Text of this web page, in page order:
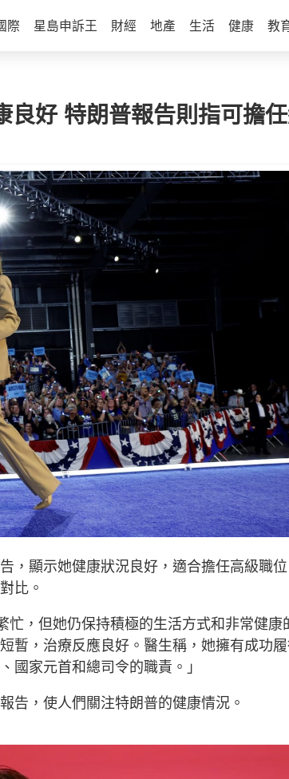
際 星島申訴王 財經 地產 生活 健康 教
良好 特朗普報告則指可擔
，顯示她健康狀況良好，適合擔任高級職
比。
忙，但她仍保持積極的生活方式和非常健康
暫，治療反應良好。醫生稱，她擁有成功
國家元首和總司令的職責。」
告，使人們關注特朗普的健康情況。